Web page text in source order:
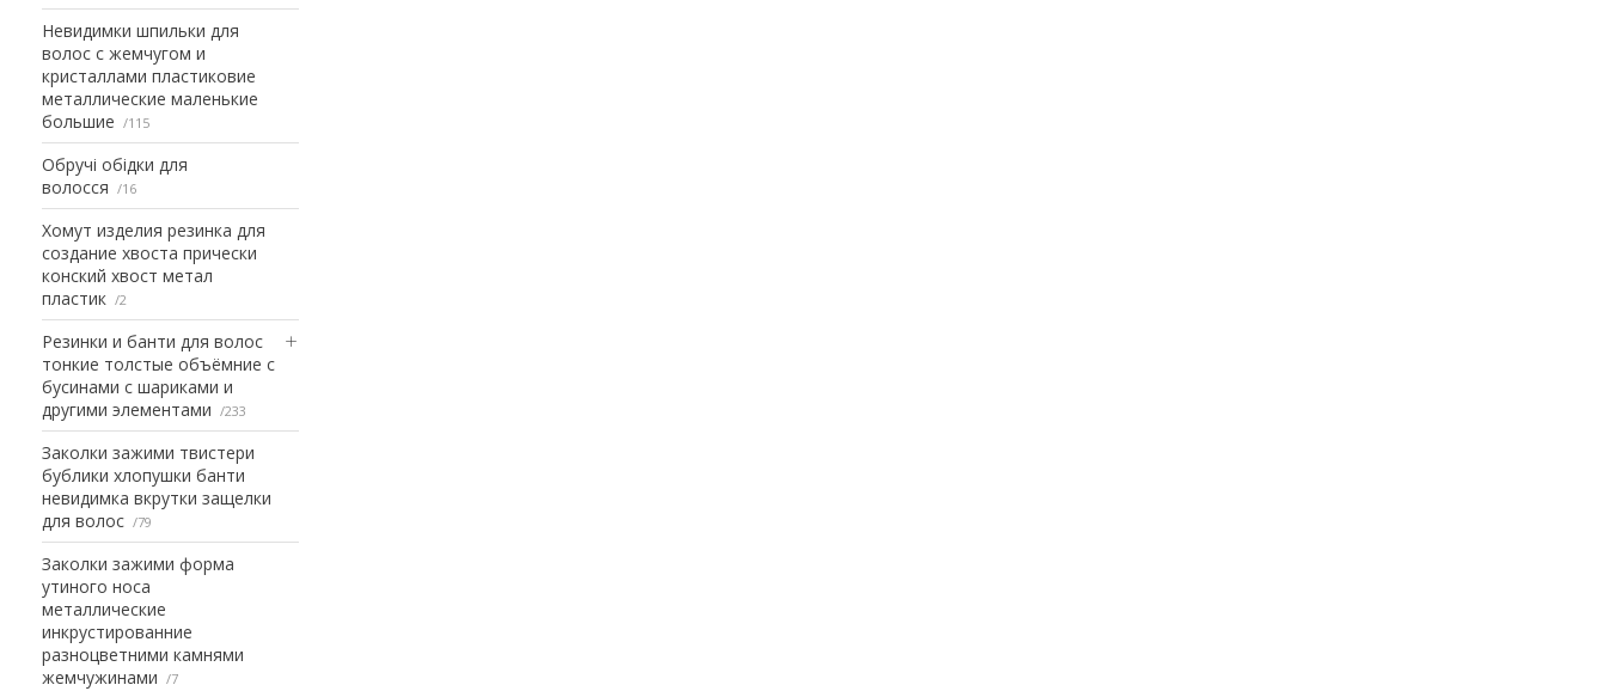
Невидимки шпильки для
волос с жемчугом и
кристаллами пластиковие
металлические маленькие
большие
115
Обручі обідки для
волосся
16
Хомут изделия резинка для
создание хвоста прически
конский хвост метал
пластик
2
Резинки и банти для волос
тонкие толстые объёмние с
бусинами с шариками и
другими элементами
233
Заколки зажими твистери
бублики хлопушки банти
невидимка вкрутки защелки
для волос
79
Заколки зажими форма
утиного носа
металлические
инкрустированние
разноцветними камнями
жемчужинами
7